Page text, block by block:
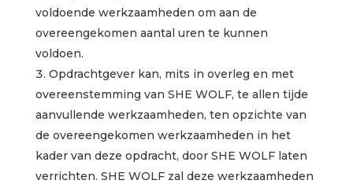
voldoende werkzaamheden om aan de
overeengekomen aantal uren te kunnen
voldoen.
Opdrachtgever kan, mits in overleg en met
overeenstemming van SHE WOLF, te allen tijde
aanvullende werkzaamheden, ten opzichte van
de overeengekomen werkzaamheden in het
kader van deze opdracht, door SHE WOLF laten
verrichten. SHE WOLF zal deze werkzaamheden